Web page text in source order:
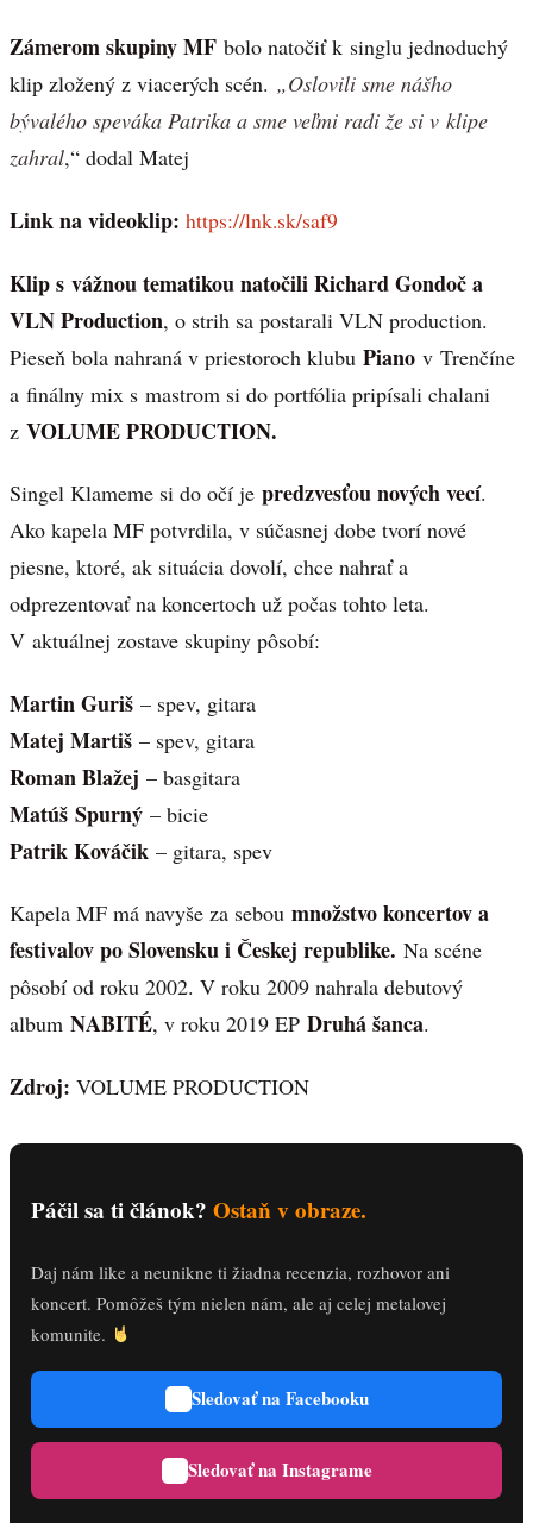
Zámerom skupiny MF bolo natočiť k singlu jednoduchý
klip zložený z viacerých scén. „Oslovili sme nášho
bývalého speváka Patrika a sme veľmi radi že si v klipe
zahral,“ dodal Matej
Link na videoklip: https://lnk.sk/saf9
Klip s vážnou tematikou natočili Richard Gondoč a
VLN Production, o strih sa postarali VLN production.
Pieseň bola nahraná v priestoroch klubu Piano v Trenčíne
a finálny mix s mastrom si do portfólia pripísali chalani
z VOLUME PRODUCTION.
Singel Klameme si do očí je predzvesťou nových vecí.
Ako kapela MF potvrdila, v súčasnej dobe tvorí nové
piesne, ktoré, ak situácia dovolí, chce nahrať a
odprezentovať na koncertoch už počas tohto leta.
V aktuálnej zostave skupiny pôsobí:
Martin Guriš – spev, gitara
Matej Martiš – spev, gitara
Roman Blažej – basgitara
Matúš Spurný – bicie
Patrik Kováčik – gitara, spev
Kapela MF má navyše za sebou množstvo koncertov a
festivalov po Slovensku i Českej republike. Na scéne
pôsobí od roku 2002. V roku 2009 nahrala debutový
album NABITÉ, v roku 2019 EP Druhá šanca.
Zdroj: VOLUME PRODUCTION
Páčil sa ti článok? Ostaň v obraze.
Daj nám like a neunikne ti žiadna recenzia, rozhovor ani
koncert. Pomôžeš tým nielen nám, ale aj celej metalovej
komunite.
Sledovať na Facebooku
Sledovať na Instagrame